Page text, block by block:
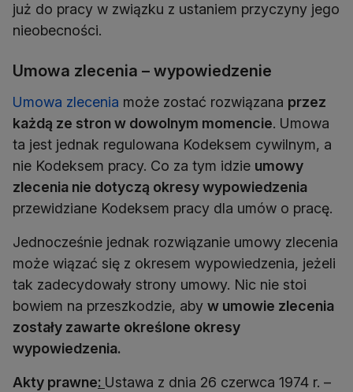
już do pracy w związku z ustaniem przyczyny jego
nieobecności.
Umowa zlecenia – wypowiedzenie
Umowa zlecenia może zostać rozwiązana przez
każdą ze stron w dowolnym momencie. Umowa
ta jest jednak regulowana Kodeksem cywilnym, a
nie Kodeksem pracy. Co za tym idzie umowy
zlecenia nie dotyczą okresy wypowiedzenia
przewidziane Kodeksem pracy dla umów o pracę.
Jednocześnie jednak rozwiązanie umowy zlecenia
może wiązać się z okresem wypowiedzenia, jeżeli
tak zadecydowały strony umowy. Nic nie stoi
bowiem na przeszkodzie, aby w umowie zlecenia
zostały zawarte określone okresy
wypowiedzenia.
Akty prawne: Ustawa z dnia 26 czerwca 1974 r. –